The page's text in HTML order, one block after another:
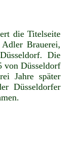
die Titelseite
Brauerei,
Die
von Düsseldorf
Jahre später
Düsseldorfer